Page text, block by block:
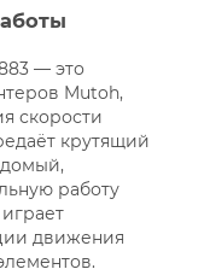
— это
Mutoh,
скорости
крутящий
работу
движения